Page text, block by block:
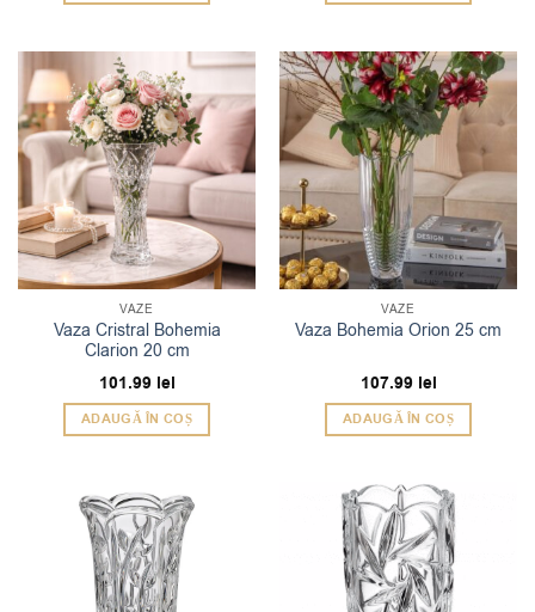
VAZE
Vaza Cristral Bohemia
Clarion 20 cm
101.99 lei
ADAUGĂ ÎN COȘ
VAZE
Vaza Bohemia Orion 25 cm
107.99 lei
ADAUGĂ ÎN COȘ